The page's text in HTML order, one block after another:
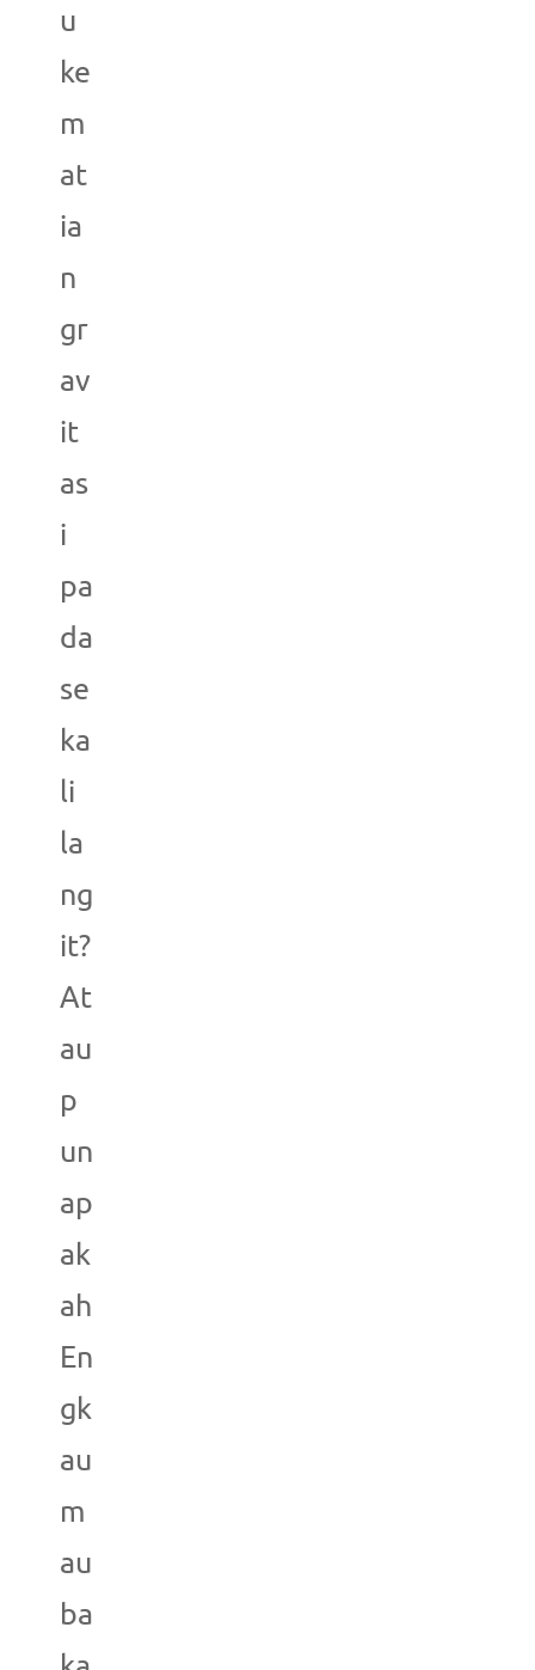
u
ke
m
at
ia
n
gr
av
it
as
i
pa
da
se
ka
li
la
ng
it?
At
au
p
un
ap
ak
ah
En
gk
au
m
au
ba